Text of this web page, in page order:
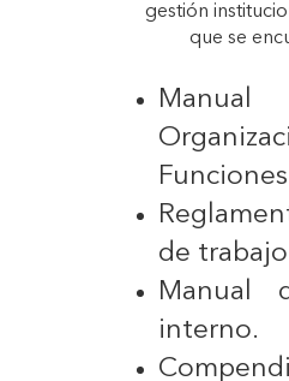
gestión
que se
de
Manual
interno.